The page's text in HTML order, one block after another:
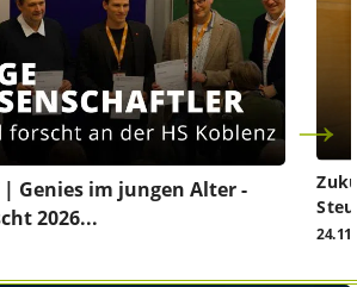
| Genies im jungen Alter -
2026...